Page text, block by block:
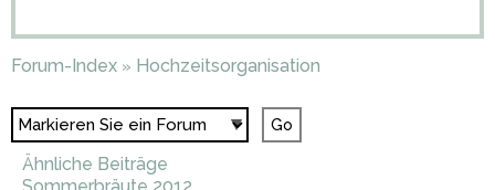
Forum-Index » Hochzeitsorganisation
Ähnliche Beiträge